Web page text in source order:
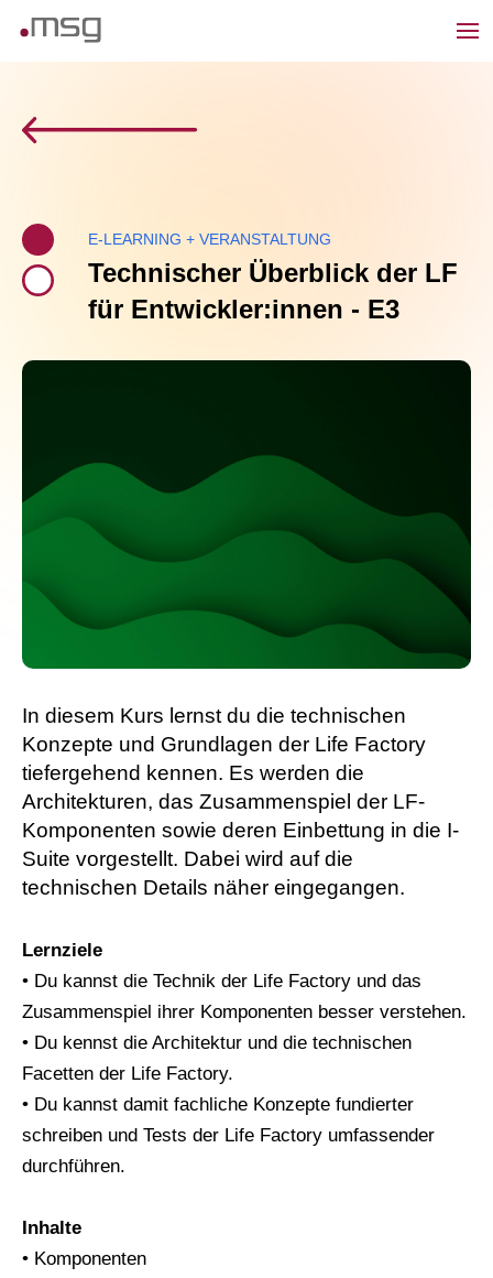
E-LEARNING + VERANSTALTUNG
Technischer Überblick der LF
für Entwickler:innen - E3
In diesem Kurs lernst du die technischen
Konzepte und Grundlagen der Life Factory
tiefergehend kennen. Es werden die
Architekturen, das Zusammenspiel der LF-
Komponenten sowie deren Einbettung in die I-
Suite vorgestellt. Dabei wird auf die
technischen Details näher eingegangen.
Lernziele
• Du kannst die Technik der Life Factory und das
Zusammenspiel ihrer Komponenten besser verstehen.
• Du kennst die Architektur und die technischen
Facetten der Life Factory.
• Du kannst damit fachliche Konzepte fundierter
schreiben und Tests der Life Factory umfassender
durchführen.
Inhalte
• Komponenten